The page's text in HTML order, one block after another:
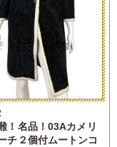
！名品！03Aカメリ
チ２個付ムートンコ